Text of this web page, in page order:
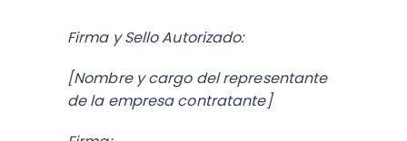
Firma y Sello Autorizado:
[Nombre y cargo del representante
de la empresa contratante]